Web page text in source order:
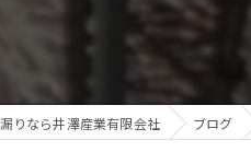
塗り替え
修理
りなら井澤産業有限会社 ブログ